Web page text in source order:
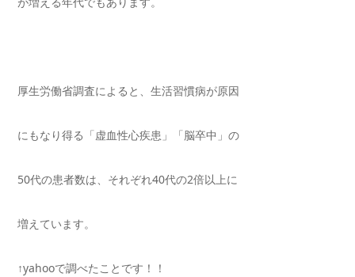
厚生労働省調査によると、生活習慣病が原因
にもなり得る「虚血性心疾患」「脳卒中」の
50代の患者数は、それぞれ40代の2倍以上に
増えています。
↑yahooで調べたことです！！